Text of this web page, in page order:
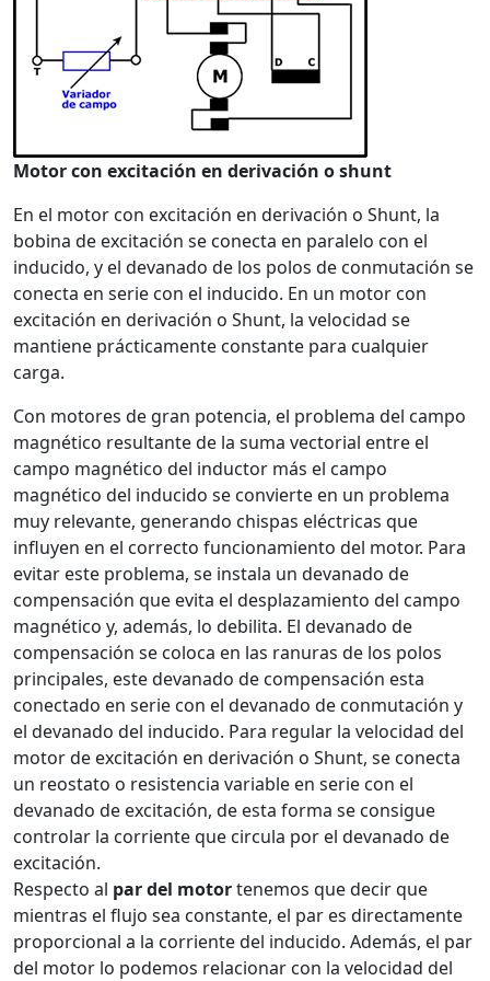
Motor con excitación en derivación o shunt
En el motor con excitación en derivación o Shunt, la
bobina de excitación se conecta en paralelo con el
inducido, y el devanado de los polos de conmutación se
conecta en serie con el inducido. En un motor con
excitación en derivación o Shunt, la velocidad se
mantiene prácticamente constante para cualquier
carga.
Con motores de gran potencia, el problema del campo
magnético resultante de la suma vectorial entre el
campo magnético del inductor más el campo
magnético del inducido se convierte en un problema
muy relevante, generando chispas eléctricas que
influyen en el correcto funcionamiento del motor. Para
evitar este problema, se instala un devanado de
compensación que evita el desplazamiento del campo
magnético y, además, lo debilita. El devanado de
compensación se coloca en las ranuras de los polos
principales, este devanado de compensación esta
conectado en serie con el devanado de conmutación y
el devanado del inducido. Para regular la velocidad del
motor de excitación en derivación o Shunt, se conecta
un reostato o resistencia variable en serie con el
devanado de excitación, de esta forma se consigue
controlar la corriente que circula por el devanado de
excitación.
Respecto al par del motortenemos que decir que
mientras el flujo sea constante, el par es directamente
proporcional a la corriente del inducido. Además, el par
del motor lo podemos relacionar con la velocidad del